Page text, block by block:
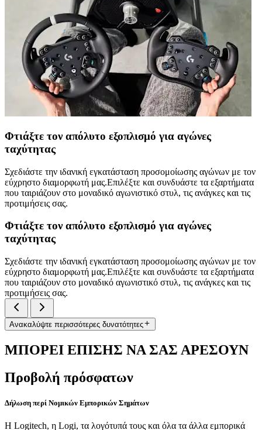
Φτιάξτε τον απόλυτο εξοπλισμό για αγώνες
ταχύτητας
Σχεδιάστε την ιδανική εγκατάσταση προσομοίωσης αγώνων με τον
εύχρηστο διαμορφωτή μας.Επιλέξτε και συνδυάστε τα εξαρτήματα
που ταιριάζουν στο μοναδικό αγωνιστικό στυλ, τις ανάγκες και τις
προτιμήσεις σας.
Φτιάξτε τον απόλυτο εξοπλισμό για αγώνες
ταχύτητας
Σχεδιάστε την ιδανική εγκατάσταση προσομοίωσης αγώνων με τον
εύχρηστο διαμορφωτή μας.Επιλέξτε και συνδυάστε τα εξαρτήματα
που ταιριάζουν στο μοναδικό αγωνιστικό στυλ, τις ανάγκες και τις
προτιμήσεις σας.
Ανακαλύψτε περισσότερες δυνατότητες
ΜΠΟΡΕΙ ΕΠΙΣΗΣ ΝΑ ΣΑΣ ΑΡΕΣΟΥΝ
Προβολή πρόσφατων
Δήλωση περί Νομικών Εμπορικών Σημάτων
Η Logitech, η Logi, τα λογότυπά τους και όλα τα άλλα εμπορικά